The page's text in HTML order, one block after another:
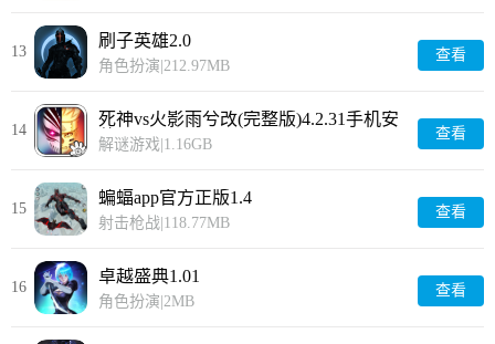
13
刷子英雄2.0
角色扮演 212.97MB
查看
14
死神vs火影雨兮改(完整版)4.2.31手机安
装6.0.1.210321.1
解谜游戏 1.16GB
查看
15
蝙蝠app官方正版1.4
射击枪战 118.77MB
查看
16
卓越盛典1.01
角色扮演 2MB
查看